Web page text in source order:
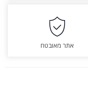
אתר מאובטח